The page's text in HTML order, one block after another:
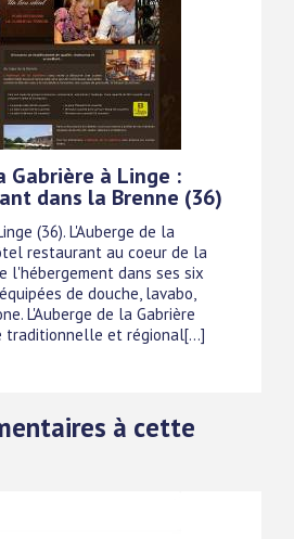
Gabrière à Linge :
dans la Brenne (36)
(36). L'Auberge de la
restaurant au coeur de la
l'hébergement dans ses six
de douche, lavabo,
L'Auberge de la Gabrière
traditionnelle et régional[...]
à cette